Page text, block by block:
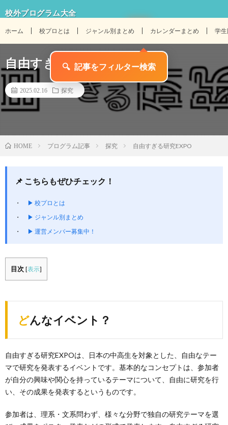
校外プログラム大全
ホーム 校プロとは ジャンル別まとめ カレンダーまとめ 学
自由すぎる研究EXPO
2025.02.16 探究
HOME プログラム記事 探究 自由すぎる研究EXPO
📌 こちらもぜひチェック！
▶ 校プロとは
▶ ジャンル別まとめ
▶ 運営メンバー募集中！
目次 [表示]
どんなイベント？
自由すぎる研究EXPOは、日本の中高生を対象とした、自由なテー
マで研究を発表するイベントです。基本的なコンセプトは、参加者
が自分の興味や関心を持っているテーマについて、自由に研究を行
い、その成果を発表するというものです。
参加者は、理系・文系問わず、様々な分野で独自の研究テーマを選